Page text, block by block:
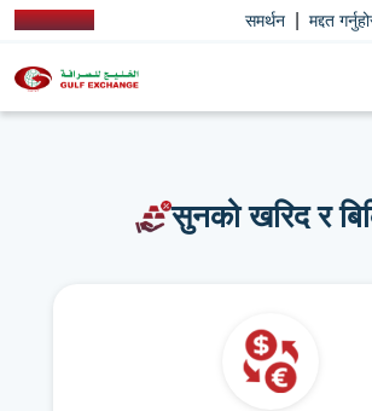
समर्थन मद्दत
सुनको खरिद र